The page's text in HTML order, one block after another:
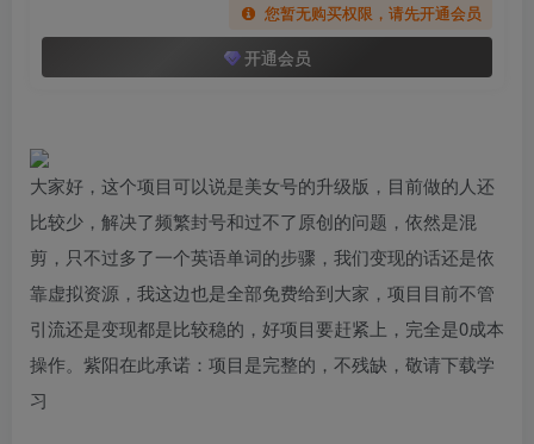
您暂无购买权限，请先开通会员
开通会员
大家好，这个项目可以说是美女号的升级版，目前做的人还
比较少，解决了频繁封号和过不了原创的问题，依然是混
剪，只不过多了一个英语单词的步骤，我们变现的话还是依
靠虚拟资源，我这边也是全部免费给到大家，项目目前不管
引流还是变现都是比较稳的，好项目要赶紧上，完全是0成本
操作。紫阳在此承诺：项目是完整的，不残缺，敬请下载学
习